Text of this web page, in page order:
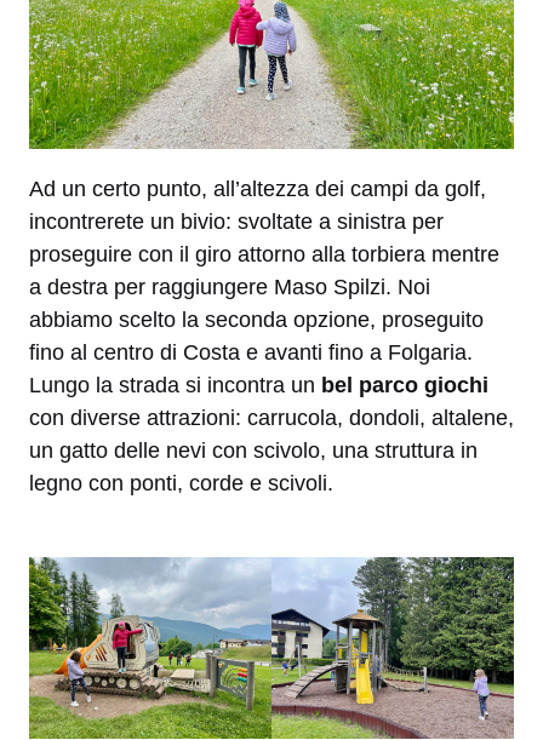
Ad un certo punto, all’altezza dei campi da golf,
incontrerete un bivio: svoltate a sinistra per
proseguire con il giro attorno alla torbiera mentre
a destra per raggiungere Maso Spilzi. Noi
abbiamo scelto la seconda opzione, proseguito
fino al centro di Costa e avanti fino a Folgaria.
Lungo la strada si incontra un bel parco giochi
con diverse attrazioni: carrucola, dondoli, altalene,
un gatto delle nevi con scivolo, una struttura in
legno con ponti, corde e scivoli.